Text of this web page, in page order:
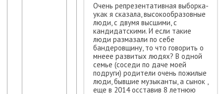
Очень репрезентативная выборка-
укак я сказала, высокообразовные
люди, с двумя высшими, с
кандидатскими. И если такие
люди размазали по себе
бандеровщину, то что говорить о
мнеее развитых людях? В одной
семье (соседи по даче моей
подруги) родители очень пожилые
люди, бывшие музыканты, а сынок ,
еще в 2014 осставив 8 летнюю